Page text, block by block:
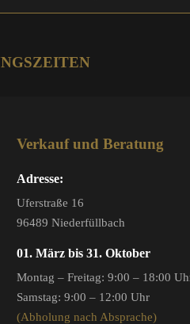
Verkauf und Beratung
Adresse:
Uferstraße 16
96489 Niederfüllbach
01. März bis 31. Oktober
Montag – Freitag: 9:00 – 18:00
Samstag: 9:00 – 12:00 Uhr
(Abholung nach Absprache)